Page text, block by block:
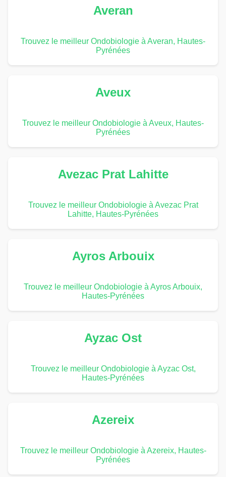
Averan
Trouvez le meilleur Ondobiologie à Averan, Hautes-
Pyrénées
Aveux
Trouvez le meilleur Ondobiologie à Aveux, Hautes-
Pyrénées
Avezac Prat Lahitte
Trouvez le meilleur Ondobiologie à Avezac Prat
Lahitte, Hautes-Pyrénées
Ayros Arbouix
Trouvez le meilleur Ondobiologie à Ayros Arbouix,
Hautes-Pyrénées
Ayzac Ost
Trouvez le meilleur Ondobiologie à Ayzac Ost,
Hautes-Pyrénées
Azereix
Trouvez le meilleur Ondobiologie à Azereix, Hautes-
Pyrénées